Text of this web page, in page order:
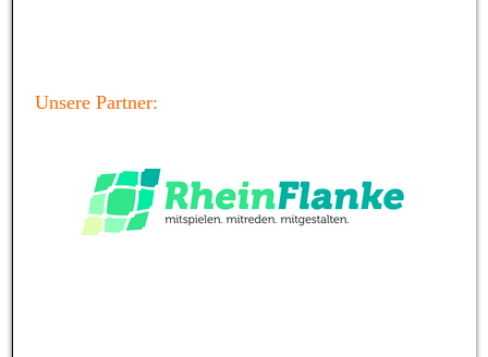
Unsere Partner: